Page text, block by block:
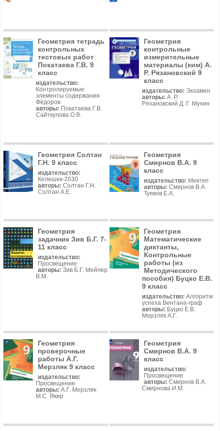
Геометрия тетрадь
контрольных
тестовых работ
Покатаева Г.В. 9
класс
издательство:
Контролируемые
элементы содержания
Фёдоров
авторы: Покатаева Г.В.
Сайткулова О.В.
Геометрия
контрольные
измерительные
материалы (ким) А.
Р. Рязановский 9
класс
издательство: Экзамен
авторы: А. Р.
Рязановский Д. Г. Мухин
Геометрия Солтан
Г.Н. 9 класс
издательство:
Келешек-2030
авторы: Солтан Г.Н.
Солтан А.Е.
Геометрия
Смирнов В.А. 9
класс
издательство: Мектеп
авторы: Смирнов В.А.
Туяков Е.А.
Геометрия
задачник Зив Б.Г. 7-
11 класс
издательство:
Просвещение
авторы: Зив Б.Г. Мейлер
В.М.
Геометрия
Математические
диктанты,
Контрольные
работы (из
Методического
пособия) Буцко Е.В.
9 класс
издательство: Алгоритм
успеха Вентана-граф
авторы: Буцко Е.В.
Мерзляк А.Г.
Геометрия
проверочные
работы А.Г.
Мерзляк 9 класс
издательство:
Просвещение
авторы: А.Г. Мерзляк
М.С. Якир
Геометрия
Смирнов В.А. 9
класс
издательство:
Просвещение
авторы: Смирнов В.А.
Смирнова И.М.